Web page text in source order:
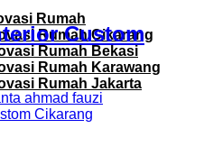
Rumah
Rumah Cikarang
Rumah Bekasi
Rumah Karawang
Rumah Jakarta
Custom
ahmad fauzi